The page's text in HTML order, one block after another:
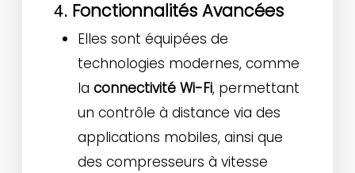
4. Fonctionnalités Avancées
Elles sont équipées de
technologies modernes, comme
laconnectivité Wi-Fi, permettant
un contrôle à distance via des
applications mobiles, ainsi que
des compresseurs à vitesse